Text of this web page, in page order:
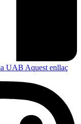
UAB Aquest enllaç